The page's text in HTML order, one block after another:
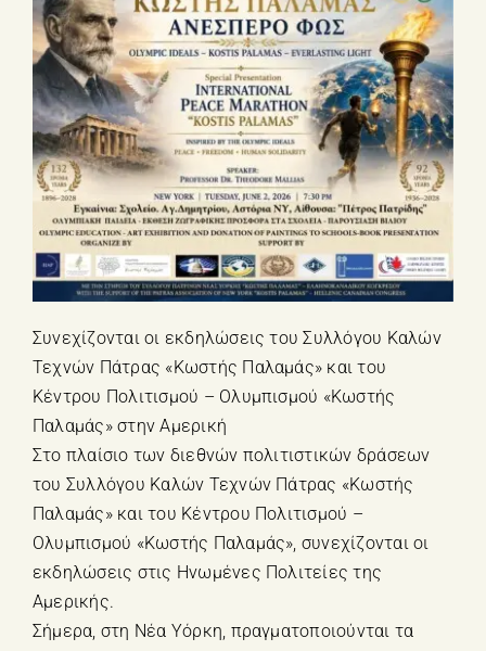
Συνεχίζονται οι εκδηλώσεις του Συλλόγου Καλών
Τεχνών Πάτρας «Κωστής Παλαμάς» και του
Κέντρου Πολιτισμού – Ολυμπισμού «Κωστής
Παλαμάς» στην Αμερική
Στο πλαίσιο των διεθνών πολιτιστικών δράσεων
του Συλλόγου Καλών Τεχνών Πάτρας «Κωστής
Παλαμάς» και του Κέντρου Πολιτισμού –
Ολυμπισμού «Κωστής Παλαμάς», συνεχίζονται οι
εκδηλώσεις στις Ηνωμένες Πολιτείες της
Αμερικής.
Σήμερα, στη Νέα Υόρκη, πραγματοποιούνται τα